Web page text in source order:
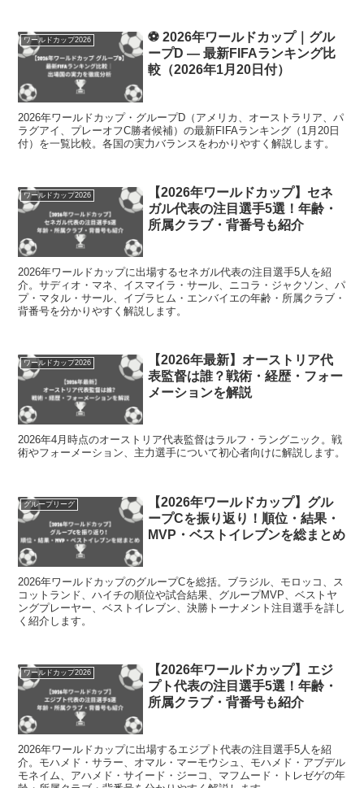
ワールドカップ2026
⚽ 2026年ワールドカップ｜グル
ープD — 最新FIFAランキング比
較（2026年1月20日付）
2026年ワールドカップ・グループD（アメリカ、オーストラリア、パ
ラグアイ、プレーオフC勝者候補）の最新FIFAランキング（1月20日
付）を一覧比較。各国の実力バランスをわかりやすく解説します。
ワールドカップ2026
【2026年ワールドカップ】セネ
ガル代表の注目選手5選！年齢・
所属クラブ・背番号も紹介
2026年ワールドカップに出場するセネガル代表の注目選手5人を紹
介。サディオ・マネ、イスマイラ・サール、ニコラ・ジャクソン、パ
プ・マタル・サール、イブラヒム・エンバイエの年齢・所属クラブ・
背番号を分かりやすく解説します。
ワールドカップ2026
【2026年最新】オーストリア代
表監督は誰？戦術・経歴・フォー
メーションを解説
2026年4月時点のオーストリア代表監督はラルフ・ラングニック。戦
術やフォーメーション、主力選手について初心者向けに解説します。
グループリーグ
【2026年ワールドカップ】グル
ープCを振り返り！順位・結果・
MVP・ベストイレブンを総まとめ
2026年ワールドカップのグループCを総括。ブラジル、モロッコ、ス
コットランド、ハイチの順位や試合結果、グループMVP、ベストヤ
ングプレーヤー、ベストイレブン、決勝トーナメント注目選手を詳し
く紹介します。
ワールドカップ2026
【2026年ワールドカップ】エジ
プト代表の注目選手5選！年齢・
所属クラブ・背番号も紹介
2026年ワールドカップに出場するエジプト代表の注目選手5人を紹
介。モハメド・サラー、オマル・マーモウシュ、モハメド・アブデル
モネイム、アハメド・サイード・ジーコ、マフムード・トレゼゲの年